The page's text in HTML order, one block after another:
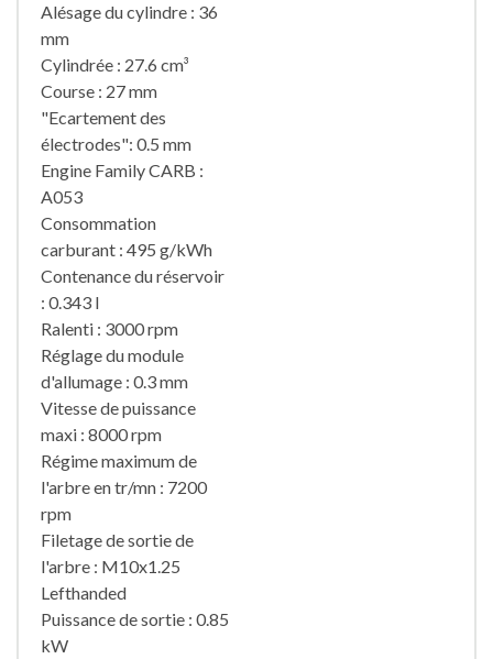
Alésage du cylindre : 36
mm
Cylindrée : 27.6 cm³
Course : 27 mm
"Ecartement des
électrodes": 0.5 mm
Engine Family CARB :
A053
Consommation
carburant : 495 g/kWh
Contenance du réservoir
: 0.343 l
Ralenti : 3000 rpm
Réglage du module
d'allumage : 0.3 mm
Vitesse de puissance
maxi : 8000 rpm
Régime maximum de
l'arbre en tr/mn : 7200
rpm
Filetage de sortie de
l'arbre : M10x1.25
Lefthanded
Puissance de sortie : 0.85
kW